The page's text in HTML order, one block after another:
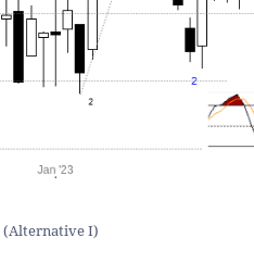
(Alternative I)